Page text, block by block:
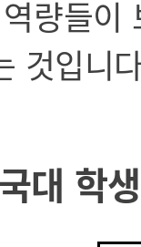
량들
것입니
대 학